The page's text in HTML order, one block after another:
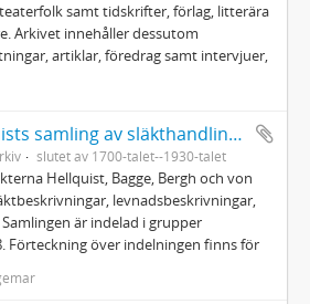
samt tidskrifter, förlag, litterära
Arkivet innehåller dessutom
artiklar, föredrag samt intervjuer,
Carl Gustaf Hellquists samling av släkthandlingar
slutet av 1700-talet--1930-talet
Hellquist, Bagge, Bergh och von
levnadsbeskrivningar,
är indelad i grupper
Förteckning över indelningen finns för